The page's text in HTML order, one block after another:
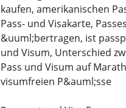
kaufen, amerikanischen
Pass- und Visakarte,
&uuml;bertragen, ist
und Visum, Unterschied
Pass und Visum auf
visumfreien P&auml;sse